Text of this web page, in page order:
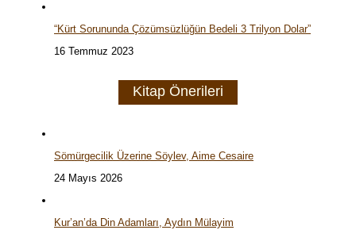
“Kürt Sorununda Çözümsüzlüğün Bedeli 3 Trilyon Dolar”
16 Temmuz 2023
Kitap Önerileri
Sömürgecilik Üzerine Söylev, Aime Cesaire
24 Mayıs 2026
Kur’an’da Din Adamları, Aydın Mülayim